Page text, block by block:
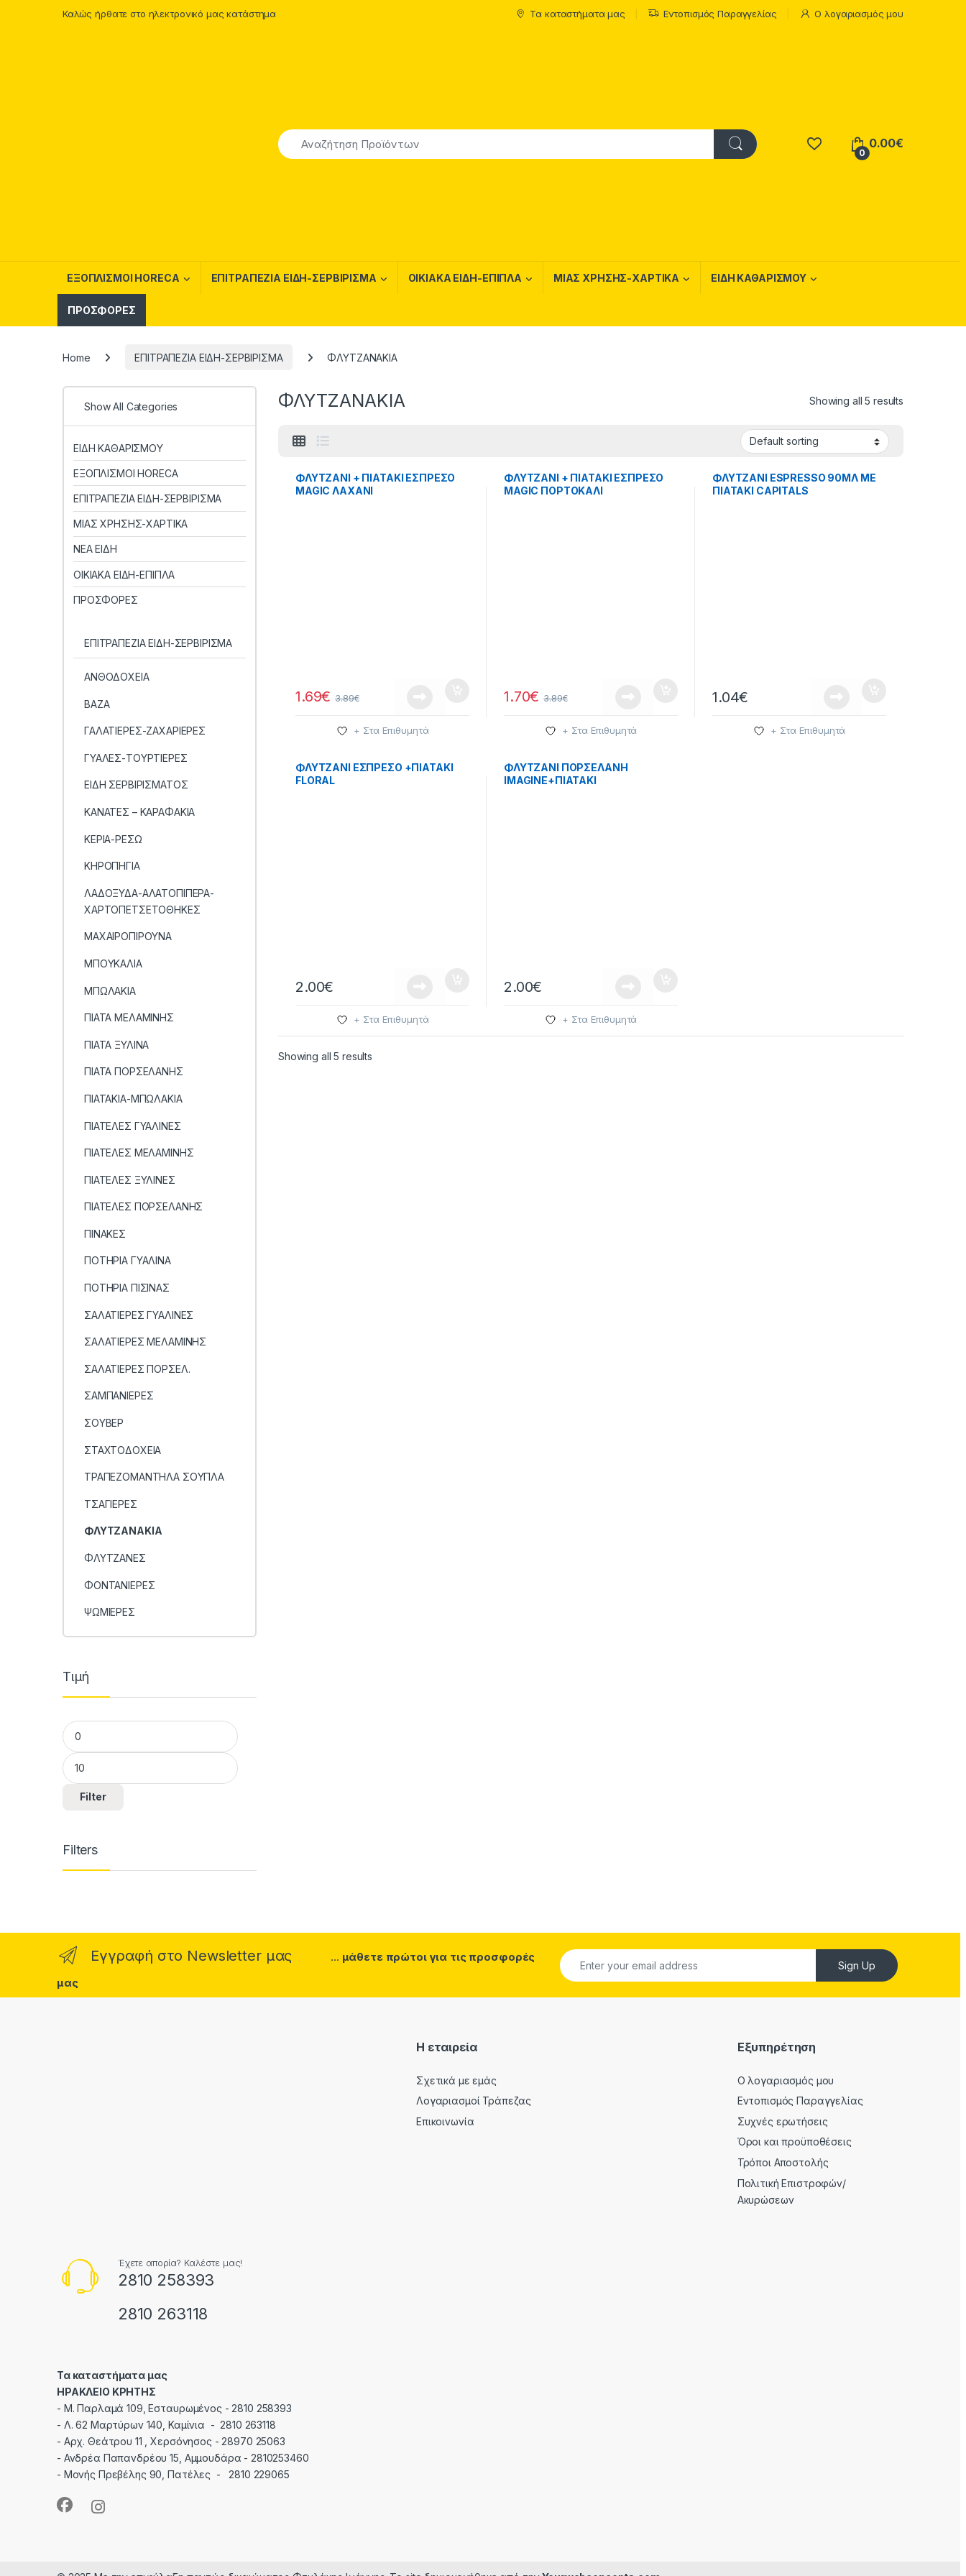
Καλώς ήρθατε στο ηλεκτρονικό μας κατάστημα Τα καταστήματα μας Εντοπισμός Παραγγελίας Ο λογαριασμός μου
0
0.00€
ΕΞΟΠΛΙΣΜΟΙ HORECA ΕΠΙΤΡΑΠΕΖΙΑ ΕΙΔΗ-ΣΕΡΒΙΡΙΣΜΑ ΟΙΚΙΑΚΑ ΕΙΔΗ-ΕΠΙΠΛΑ ΜΙΑΣ ΧΡΗΣΗΣ-ΧΑΡΤΙΚΑ ΕΙΔΗ ΚΑΘΑΡΙΣΜΟΥ
ΠΡΟΣΦΟΡΕΣ
Home ΕΠΙΤΡΑΠΕΖΙΑ ΕΙΔΗ-ΣΕΡΒΙΡΙΣΜΑ ΦΛΥΤΖΑΝΑΚΙΑ
ΦΛΥΤΖΑΝΑΚΙΑ Showing all 5 results
ΦΛΥΤΖΑΝΙ + ΠΙΑΤΑΚΙ ΕΣΠΡΕΣΟ
MAGIC ΛΑΧΑΝΙ
1.69€ 3.89€
+ Στα Επιθυμητά
ΦΛΥΤΖΑΝΙ + ΠΙΑΤΑΚΙ ΕΣΠΡΕΣΟ
MAGIC ΠΟΡΤΟΚΑΛΙ
1.70€ 3.89€
+ Στα Επιθυμητά
ΦΛΥΤΖΑΝΙ ESPRESSO 90ΜΛ ME
ΠΙΑΤΑΚΙ CAPITALS
1.04€
+ Στα Επιθυμητά
ΦΛΥΤΖΑΝΙ ΕΣΠΡΕΣΟ +ΠΙΑΤΑΚΙ
FLORAL
2.00€
+ Στα Επιθυμητά
ΦΛΥΤΖΑΝΙ ΠΟΡΣΕΛΑΝΗ
ΙMAGINE+ΠΙΑΤΑΚΙ
2.00€
+ Στα Επιθυμητά
Showing all 5 results
Show All Categories
ΕΙΔΗ ΚΑΘΑΡΙΣΜΟΥ
ΕΞΟΠΛΙΣΜΟΙ HORECA
ΕΠΙΤΡΑΠΕΖΙΑ ΕΙΔΗ-ΣΕΡΒΙΡΙΣΜΑ
ΜΙΑΣ ΧΡΗΣΗΣ-ΧΑΡΤΙΚΑ
ΝΕΑ ΕΙΔΗ
ΟΙΚΙΑΚΑ ΕΙΔΗ-ΕΠΙΠΛΑ
ΠΡΟΣΦΟΡΕΣ
ΕΠΙΤΡΑΠΕΖΙΑ ΕΙΔΗ-ΣΕΡΒΙΡΙΣΜΑ
ΑΝΘΟΔΟΧΕΙΑ
ΒΑΖΑ
ΓΑΛΑΤΙΕΡΕΣ-ΖΑΧΑΡΙΕΡΕΣ
ΓΥΑΛΕΣ-ΤΟΥΡΤΙΕΡΕΣ
ΕΙΔΗ ΣΕΡΒΙΡΙΣΜΑΤΟΣ
ΚΑΝΑΤΕΣ – ΚΑΡΑΦΑΚΙΑ
ΚΕΡΙΑ-ΡΕΣΩ
ΚΗΡΟΠΗΓΙΑ
ΛΑΔΟΞΥΔΑ-ΑΛΑΤΟΠΙΠΕΡΑ-
ΧΑΡΤΟΠΕΤΣΕΤΟΘΗΚΕΣ
ΜΑΧΑΙΡΟΠΙΡΟΥΝΑ
ΜΠΟΥΚΑΛΙΑ
ΜΠΩΛΑΚΙΑ
ΠΙΑΤΑ ΜΕΛΑΜΙΝΗΣ
ΠΙΑΤΑ ΞΥΛΙΝΑ
ΠΙΑΤΑ ΠΟΡΣΕΛΑΝΗΣ
ΠΙΑΤΑΚΙΑ-ΜΠΩΛΑΚΙΑ
ΠΙΑΤΕΛΕΣ ΓΥΑΛΙΝΕΣ
ΠΙΑΤΕΛΕΣ ΜΕΛΑΜΙΝΗΣ
ΠΙΑΤΕΛΕΣ ΞΥΛΙΝΕΣ
ΠΙΑΤΕΛΕΣ ΠΟΡΣΕΛΑΝΗΣ
ΠΙΝΑΚΕΣ
ΠΟΤΗΡΙΑ ΓΥΑΛΙΝΑ
ΠΟΤΗΡΙΑ ΠΙΣΙΝΑΣ
ΣΑΛΑΤΙΕΡΕΣ ΓΥΑΛΙΝΕΣ
ΣΑΛΑΤΙΕΡΕΣ ΜΕΛΑΜΙΝΗΣ
ΣΑΛΑΤΙΕΡΕΣ ΠΟΡΣΕΛ.
ΣΑΜΠΑΝΙΕΡΕΣ
ΣΟΥΒΕΡ
ΣΤΑΧΤΟΔΟΧΕΙΑ
ΤΡΑΠΕΖΟΜΑΝΤHΛΑ ΣΟΥΠΛΑ
ΤΣΑΓΙΕΡΕΣ
ΦΛΥΤΖΑΝΑΚΙΑ
ΦΛΥΤΖΑΝΕΣ
ΦΟΝΤΑΝΙΕΡΕΣ
ΨΩΜΙΕΡΕΣ
Τιμή
Min price
Max price
Filter
Filters
Εγγραφή στο Newsletter μας ... μάθετε πρώτοι για τις προσφορές
μας
Sign Up
Έχετε απορία? Καλέστε μας!
2810 258393
2810 263118
Τα καταστήματα μας
ΗΡΑΚΛΕΙΟ ΚΡΗΤΗΣ
- M. Παρλαμά 109, Εσταυρωμένος - 2810 258393
- Λ. 62 Μαρτύρων 140, Καμίνια - 2810 263118
- Αρχ. Θεάτρου 11 , Χερσόνησος - 28970 25063
- Ανδρέα Παπανδρέου 15, Αμμουδάρα - 2810253460
- Μονής Πρεβέλης 90, Πατέλες - 2810 229065
Η εταιρεία
Σχετικά με εμάς
Λογαριασμοί Τράπεζας
Επικοινωνία
Εξυπηρέτηση
Ο λογαριασμός μου
Εντοπισμός Παραγγελίας
Συχνές ερωτήσεις
Όροι και προϋποθέσεις
Τρόποι Αποστολής
Πολιτική Επιστροφών/
Ακυρώσεων